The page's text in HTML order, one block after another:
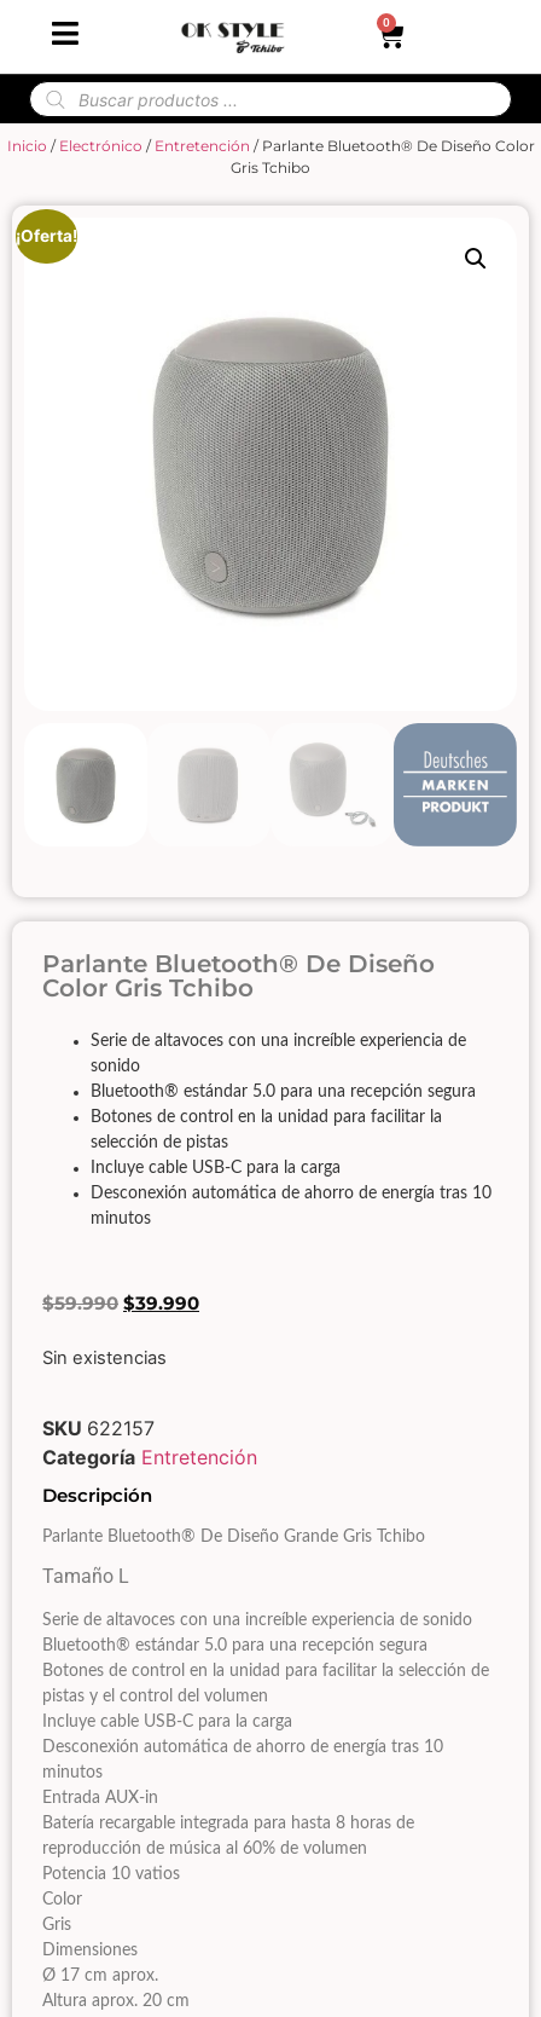
0
Inicio / Electrónico / Entretención / Parlante Bluetooth® De Diseño Color
Gris Tchibo
¡Oferta!
Parlante Bluetooth® De Diseño
Color Gris Tchibo
​Serie de altavoces con una increíble experiencia de
sonido
Bluetooth® estándar 5.0 para una recepción segura
Botones de control en la unidad para facilitar la
selección de pistas
Incluye cable USB-C para la carga
Desconexión automática de ahorro de energía tras 10
minutos
$59.990 $39.990
Sin existencias
SKU 622157
Categoría Entretención
Descripción
Parlante Bluetooth® De Diseño Grande Gris Tchibo
Tamaño L
Serie de altavoces con una increíble experiencia de sonido
Bluetooth® estándar 5.0 para una recepción segura
Botones de control en la unidad para facilitar la selección de
pistas y el control del volumen
Incluye cable USB-C para la carga
Desconexión automática de ahorro de energía tras 10
minutos
Entrada AUX-in
Batería recargable integrada para hasta 8 horas de
reproducción de música al 60% de volumen
Potencia 10 vatios
Color
Gris
Dimensiones
Ø 17 cm aprox.
Altura aprox. 20 cm